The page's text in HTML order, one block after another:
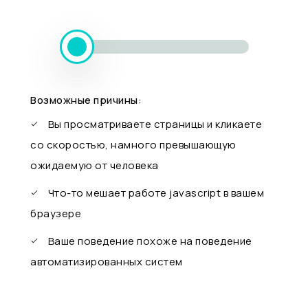
Возможные причины:
Вы просматриваете страницы и кликаете
со скоростью, намного превышающую
ожидаемую от человека
Что-то мешает работе javascript в вашем
браузере
Ваше поведение похоже на поведение
автоматизированных систем